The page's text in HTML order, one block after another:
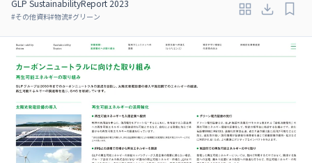
GLP SustainabilityReport 2023
#その他資料#物流#グリーン